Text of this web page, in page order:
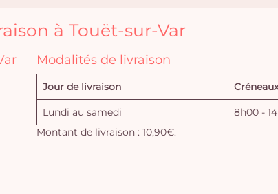
à Touët-sur-Var
Modalités de livraison
Jour de livraison
Lundi au samedi
8h00 -
Montant de livraison : 10,90€.